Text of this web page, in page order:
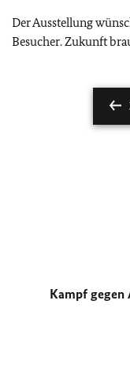
Der Ausstellung
Besucher. Zukunft
Kampf gegen